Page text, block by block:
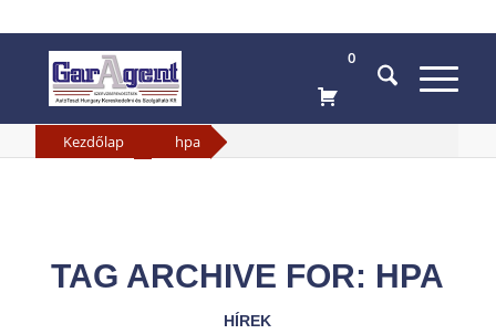
0
Kezdőlap hpa
TAG ARCHIVE FOR: HPA
HÍREK